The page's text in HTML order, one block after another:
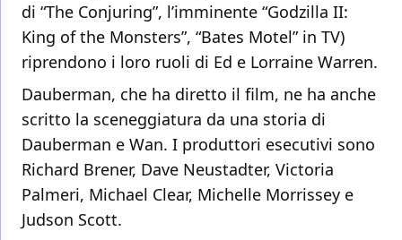
di “The Conjuring”, l’imminente “Godzilla II:
King of the Monsters”, “Bates Motel” in TV)
riprendono i loro ruoli di Ed e Lorraine Warren.
Dauberman, che ha diretto il film, ne ha anche
scritto la sceneggiatura da una storia di
Dauberman e Wan. I produttori esecutivi sono
Richard Brener, Dave Neustadter, Victoria
Palmeri, Michael Clear, Michelle Morrissey e
Judson Scott.